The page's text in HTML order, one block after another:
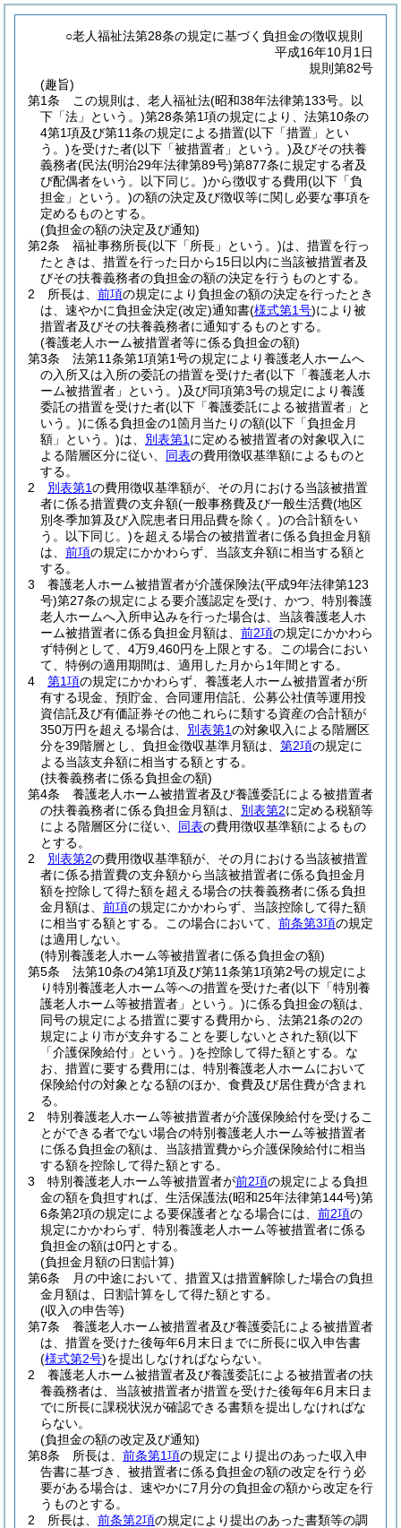
○老人福祉法第28条の規定に基づく負担金の徴収規則
平成16年10月1日
規則第82号
(趣旨)
第1条
この規則は、老人福祉法(昭和38年法律第133号。以
下「法」という。)第28条第1項の規定により、法第10条の
4第1項及び第11条の規定による措置(以下「措置」とい
う。)を受けた者(以下「被措置者」という。)及びその扶養
義務者(民法(明治29年法律第89号)第877条に規定する者及
び配偶者をいう。以下同じ。)から徴収する費用(以下「負
担金」という。)の額の決定及び徴収等に関し必要な事項を
定めるものとする。
(負担金の額の決定及び通知)
第2条
福祉事務所長(以下「所長」という。)は、措置を行っ
たときは、措置を行った日から15日以内に当該被措置者及
びその扶養義務者の負担金の額の決定を行うものとする。
2
所長は、 前項の規定により負担金の額の決定を行ったとき
は、速やかに負担金決定(改定)通知書(様式第1号)により被
措置者及びその扶養義務者に通知するものとする。
(養護老人ホーム被措置者等に係る負担金の額)
第3条
法第11条第1項第1号の規定により養護老人ホームへ
の入所又は入所の委託の措置を受けた者(以下「養護老人ホ
ーム被措置者」という。)及び同項第3号の規定により養護
委託の措置を受けた者(以下「養護委託による被措置者」と
いう。)に係る負担金の1箇月当たりの額(以下「負担金月
額」という。)は、 別表第1 に定める被措置者の対象収入に
よる階層区分に従い、 同表の費用徴収基準額によるものと
する。
2
別表第1の費用徴収基準額が、その月における当該被措置
者に係る措置費の支弁額(一般事務費及び一般生活費(地区
別冬季加算及び入院患者日用品費を除く。)の合計額をい
う。以下同じ。)を超える場合の被措置者に係る負担金月額
は、 前項の規定にかかわらず、当該支弁額に相当する額と
する。
3
養護老人ホーム被措置者が介護保険法(平成9年法律第123
号)第27条の規定による要介護認定を受け、かつ、特別養護
老人ホームへ入所申込みを行った場合は、当該養護老人ホ
ーム被措置者に係る負担金月額は、 前2項の規定にかかわら
ず特例として、4万9,460円を上限とする。
この場合におい
て、特例の適用期間は、適用した月から1年間とする。
4
第1項の規定にかかわらず、養護老人ホーム被措置者が所
有する現金、預貯金、合同運用信託、公募公社債等運用投
資信託及び有価証券その他これらに類する資産の合計額が
350万円を超える場合は、 別表第1の対象収入による階層区
分を39階層とし、負担金徴収基準月額は、 第2項の規定に
よる当該支弁額に相当する額とする。
(扶養義務者に係る負担金の額)
第4条
養護老人ホーム被措置者及び養護委託による被措置者
の扶養義務者に係る負担金月額は、 別表第2に定める税額等
による階層区分に従い、 同表の費用徴収基準額によるもの
とする。
2
別表第2の費用徴収基準額が、その月における当該被措置
者に係る措置費の支弁額から当該被措置者に係る負担金月
額を控除して得た額を超える場合の扶養義務者に係る負担
金月額は、 前項の規定にかかわらず、当該控除して得た額
に相当する額とする。
この場合において、 前条第3項の規定
は適用しない。
(特別養護老人ホーム等被措置者に係る負担金の額)
第5条
法第10条の4第1項及び第11条第1項第2号の規定によ
り特別養護老人ホーム等への措置を受けた者(以下「特別養
護老人ホーム等被措置者」という。)に係る負担金の額は、
同号の規定による措置に要する費用から、法第21条の2の
規定により市が支弁することを要しないとされた額(以下
「介護保険給付」という。)を控除して得た額とする。 な
お、措置に要する費用には、特別養護老人ホームにおいて
保険給付の対象となる額のほか、食費及び居住費が含まれ
る。
2
特別養護老人ホーム等被措置者が介護保険給付を受けるこ
とができる者でない場合の特別養護老人ホーム等被措置者
に係る負担金の額は、当該措置費から介護保険給付に相当
する額を控除して得た額とする。
3
特別養護老人ホーム等被措置者が前2項の規定による負担
金の額を負担すれば、生活保護法(昭和25年法律第144号)第
6条第2項の規定による要保護者となる場合には、 前2項の
規定にかかわらず、特別養護老人ホーム等被措置者に係る
負担金の額は0円とする。
(負担金月額の日割計算)
第6条
月の中途において、措置又は措置解除した場合の負担
金月額は、日割計算をして得た額とする。
(収入の申告等)
第7条
養護老人ホーム被措置者及び養護委託による被措置者
は、措置を受けた後毎年6月末日までに所長に収入申告書
(様式第2号)を提出しなければならない。
2
養護老人ホーム被措置者及び養護委託による被措置者の扶
養義務者は、当該被措置者が措置を受けた後毎年6月末日ま
でに所長に課税状況が確認できる書類を提出しなければな
らない。
(負担金の額の改定及び通知)
第8条
所長は、 前条第1項の規定により提出のあった収入申
告書に基づき、被措置者に係る負担金の額の改定を行う必
要がある場合は、速やかに7月分の負担金の額から改定を行
うものとする。
2
所長は、 前条第2項の規定により提出のあった書類等の調